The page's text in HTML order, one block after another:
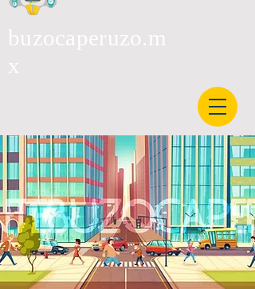
buzocaperuzo.m
x